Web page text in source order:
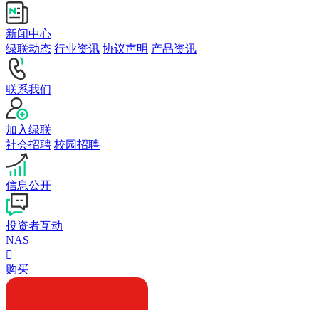
新闻中心
绿联动态 行业资讯 协议声明 产品资讯
联系我们
加入绿联
社会招聘 校园招聘
信息公开
投资者互动
NAS

购买